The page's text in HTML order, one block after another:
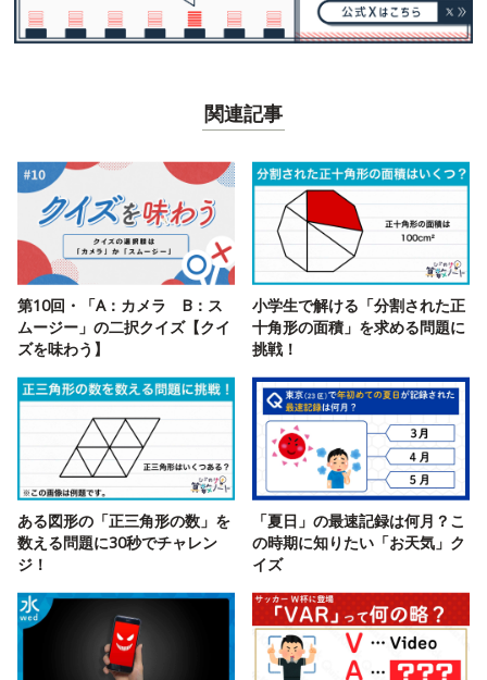
関連記事
第10回・「A：カメラ B：ス
ムージー」の二択クイズ【クイ
ズを味わう】
小学生で解ける「分割された正
十角形の面積」を求める問題に
挑戦！
ある図形の「正三角形の数」を
数える問題に30秒でチャレン
ジ！
「夏日」の最速記録は何月？こ
の時期に知りたい「お天気」ク
イズ